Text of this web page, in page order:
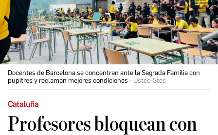
Docentes de Barcelona se concentran ante la Sagrada Familia con
pupitres y reclaman mejores condiciones
Ustec-Stes
Cataluña
Profesores bloquean con